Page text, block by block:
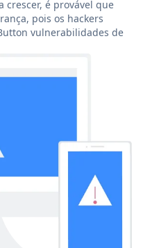
crescer, é provável que
pois os hackers
vulnerabilidades de